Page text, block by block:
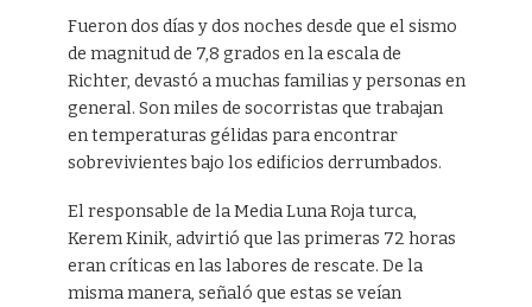
Fueron dos días y dos noches desde que el sismo
de magnitud de 7,8 grados en la escala de
Richter, devastó a muchas familias y personas en
general. Son miles de socorristas que trabajan
en temperaturas gélidas para encontrar
sobrevivientes bajo los edificios derrumbados.
El responsable de la Media Luna Roja turca,
Kerem Kinik, advirtió que las primeras 72 horas
eran críticas en las labores de rescate. De la
misma manera, señaló que estas se veían